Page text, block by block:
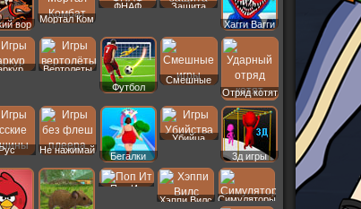
вор
Мортал Ком
ФНАФ
Защита
Хагги Вагги
Вертолеты
Футбол
Смешные
Отряд котят
Не нажимай
Бегалки
Убийца
3д игры
Поп Ит
Хэппи Вилс Симуляторы